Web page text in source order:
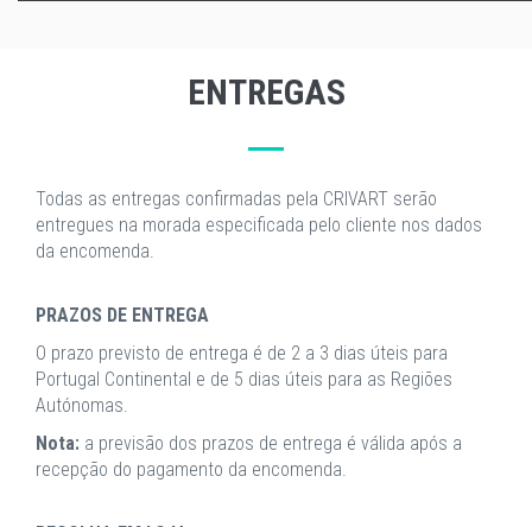
ENTREGAS
Todas as entregas confirmadas pela CRIVART serão
entregues na morada especificada pelo cliente nos dados
da encomenda.
PRAZOS DE ENTREGA
O prazo previsto de entrega é de 2 a 3 dias úteis para
Portugal Continental e de 5 dias úteis para as Regiões
Autónomas.
Nota: a previsão dos prazos de entrega é válida após a
recepção do pagamento da encomenda.